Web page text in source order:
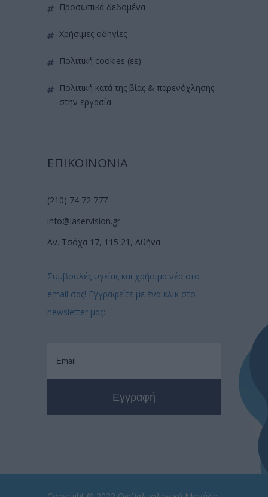
προσωπικά δεδομένα
χρήσιμες οδηγίες
πολιτική cookies (εε)
πολιτική κατά της βίας & παρενόχλησης
στην εργασία
ΕΠΙΚΟΙΝΩΝΙΑ
(210) 74 72 777
info@laservision.gr
Αν. Τσόχα 17, 115 21, Αθήνα
Συμβουλές υγείας και χρήσιμα νέα στο
email σας! Εγγραφείτε με ένα κλικ στο
newsletter μας: